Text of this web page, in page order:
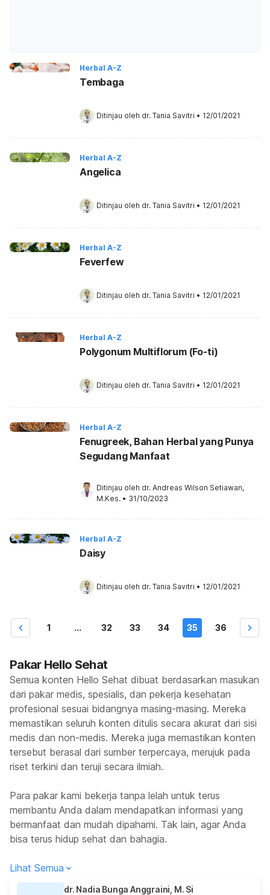
Herbal A-Z
Tembaga
Ditinjau oleh dr. Tania Savitri • 12/01/2021
Herbal A-Z
Angelica
Ditinjau oleh dr. Tania Savitri • 12/01/2021
Herbal A-Z
Feverfew
Ditinjau oleh dr. Tania Savitri • 12/01/2021
Herbal A-Z
Polygonum Multiflorum (Fo-ti)
Ditinjau oleh dr. Tania Savitri • 12/01/2021
Herbal A-Z
Fenugreek, Bahan Herbal yang Punya
Segudang Manfaat
Ditinjau oleh dr. Andreas Wilson Setiawan,
M.Kes. • 31/10/2023
Herbal A-Z
Daisy
Ditinjau oleh dr. Tania Savitri • 12/01/2021
1 ... 32 33 34 35 36
Pakar Hello Sehat
Semua konten Hello Sehat dibuat berdasarkan masukan
dari pakar medis, spesialis, dan pekerja kesehatan
profesional sesuai bidangnya masing-masing. Mereka
memastikan seluruh konten ditulis secara akurat dari sisi
medis dan non-medis. Mereka juga memastikan konten
tersebut berasal dari sumber terpercaya, merujuk pada
riset terkini dan teruji secara ilmiah.
Para pakar kami bekerja tanpa lelah untuk terus
membantu Anda dalam mendapatkan informasi yang
bermanfaat dan mudah dipahami. Tak lain, agar Anda
bisa terus hidup sehat dan bahagia.
Lihat Semua
dr. Nadia Bunga Anggraini, M. Si